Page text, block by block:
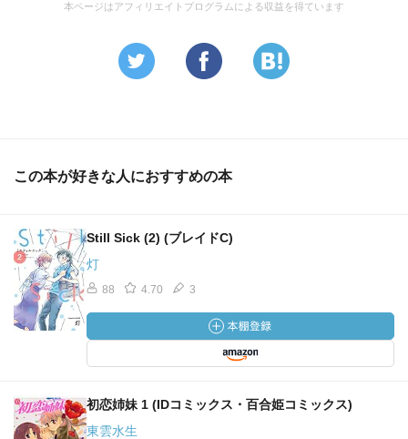
本ページはアフィリエイトプログラムによる収益を得ています
この本が好きな人におすすめの本
Still Sick (2) (ブレイドC)
灯
88 4.70 3
初恋姉妹 1 (IDコミックス・百合姫コミックス)
東雲水生